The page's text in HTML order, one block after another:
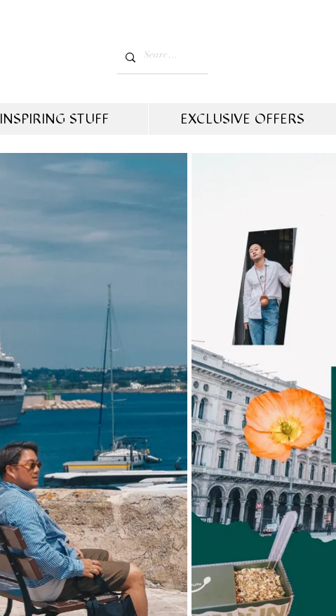
INSPIRING STUFF EXCLUSIVE OFFERS